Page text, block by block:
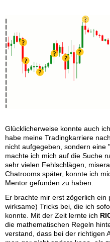
Glücklicherweise konnte auch
habe meine Tradingkarriere
nicht aufgegeben, sondern eine
machte ich mich auf die Suche
sehr vielen Fehlschlägen,
Chatrooms später, konnte ich
Mentor gefunden zu haben.
Er brachte mir erst zögerlich ein
wirksame) Tricks bei, die ich
konnte. Mit der Zeit lernte ich
die mathematischen Regeln
verstand, dass bei der richtigen